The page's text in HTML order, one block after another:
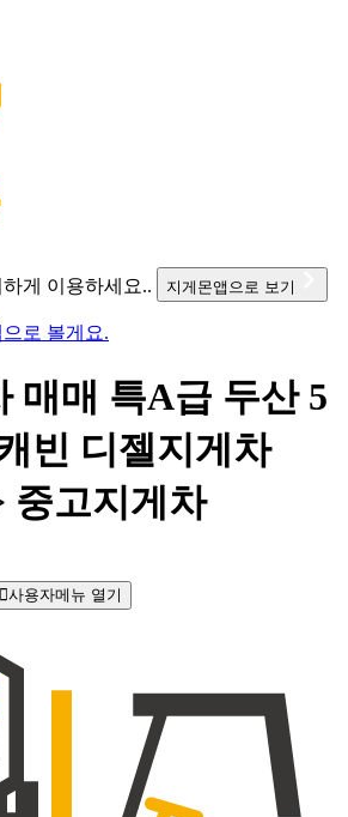
게 이용하세요.. 지게몬앱으로 보기
로 볼게요.
매매 특A급 두산 5
빈 디젤지게차
중고지게차
사용자메뉴 열기